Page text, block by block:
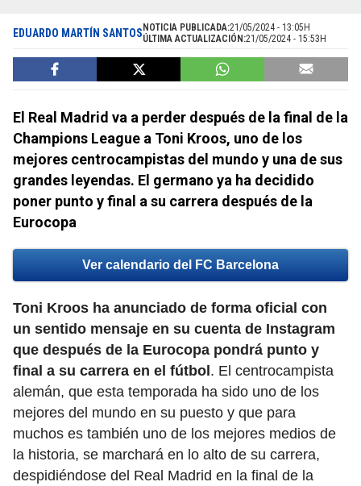
EDUARDO MARTÍN SANTOS NOTICIA PUBLICADA:21/05/2024 - 13:05H
ÚLTIMA ACTUALIZACIÓN:21/05/2024 - 15:53H
El Real Madrid va a perder después de la final de la
Champions League a Toni Kroos, uno de los
mejores centrocampistas del mundo y una de sus
grandes leyendas. El germano ya ha decidido
poner punto y final a su carrera después de la
Eurocopa
Ver calendario del FC Barcelona
Toni Kroos ha anunciado de forma oficial con
un sentido mensaje en su cuenta de Instagram
que después de la Eurocopa pondrá punto y
final a su carrera en el fútbol . El centrocampista
alemán, que esta temporada ha sido uno de los
mejores del mundo en su puesto y que para
muchos es también uno de los mejores medios de
la historia, se marchará en lo alto de su carrera,
despidiéndose del Real Madrid en la final de la